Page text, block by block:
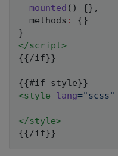
mounted ( ) {} ,
  methods
: {}
}
</script>
{{/if}}
<style lang="scss"
</style>